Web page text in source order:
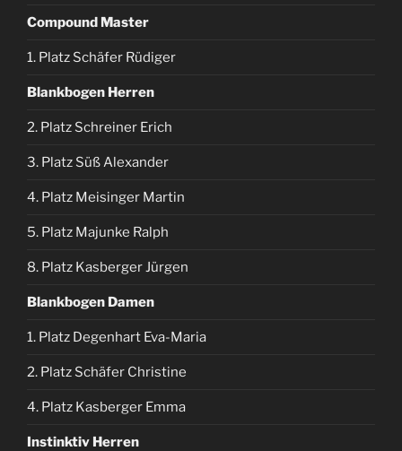
Compound Master
1. Platz Schäfer Rüdiger
Blankbogen Herren
2. Platz Schreiner Erich
3. Platz Süß Alexander
4. Platz Meisinger Martin
5. Platz Majunke Ralph
8. Platz Kasberger Jürgen
Blankbogen Damen
1. Platz Degenhart Eva-Maria
2. Platz Schäfer Christine
4. Platz Kasberger Emma
Instinktiv Herren